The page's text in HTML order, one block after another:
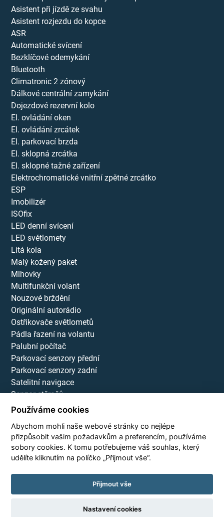
Asistent při jízdě ze svahu
Asistent rozjezdu do kopce
ASR
Automatické svícení
Bezklíčové odemykání
Bluetooth
Climatronic 2 zónový
Dálkové centrální zamykání
Dojezdové rezervní kolo
El. ovládání oken
El. ovládání zrcátek
El. parkovací brzda
El. sklopná zrcátka
El. sklopné tažné zařízení
Elektrochromatické vnitřní zpětné zrcátko
ESP
Imobilizér
ISOfix
LED denní svícení
LED světlomety
Litá kola
Malý kožený paket
Mlhovky
Multifunkční volant
Nouzové brždění
Originální autorádio
Ostřikovače světlometů
Pádla řazení na volantu
Palubní počítač
Parkovací senzory přední
Parkovací senzory zadní
Satelitní navigace
Senzor stěračů
Senzor tlaku v pneumatikách
USB
Volba jízdního režimu
Vyhřívaná přední sedadla
Vyhřívané čelní sklo
Používáme cookies
Abychom mohli naše webové stránky co nejlépe
přizpůsobit vašim požadavkům a preferencím, používáme
sobory cookies. K tomu potřebujeme váš souhlas, který
udělíte kliknutím na políčko „Přijmout vše“.
Přijmout vše
Nastavení cookies